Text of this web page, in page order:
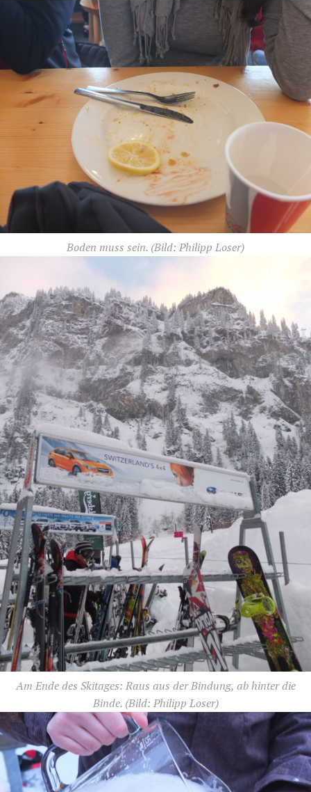
Boden muss sein. (Bild: Philipp Loser)
Am Ende des Skitages: Raus aus der Bindung, ab hinter die
Binde. (Bild: Philipp Loser)